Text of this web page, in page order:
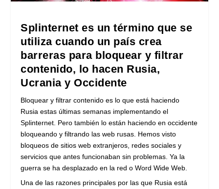
Splinternet es un término que se
utiliza cuando un país crea
barreras para bloquear y filtrar
contenido, lo hacen Rusia,
Ucrania y Occidente
Bloquear y filtrar contenido es lo que está haciendo
Rusia estas últimas semanas implementando el
Splinternet. Pero también lo están haciendo en occidente
bloqueando y filtrando las web rusas. Hemos visto
bloqueos de sitios web extranjeros, redes sociales y
servicios que antes funcionaban sin problemas. Ya la
guerra se ha desplazado en la red o Word Wide Web.
Una de las razones principales por las que Rusia está